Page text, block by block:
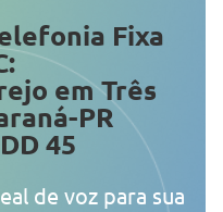
Fixa
em Três
PR
45
de voz para sua